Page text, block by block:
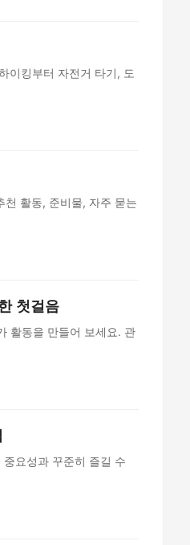
이킹부터 자전거 타기, 도
천 활동, 준비물, 자주 묻는
첫걸음
활동을 만들어 보세요. 관
요성과 꾸준히 즐길 수